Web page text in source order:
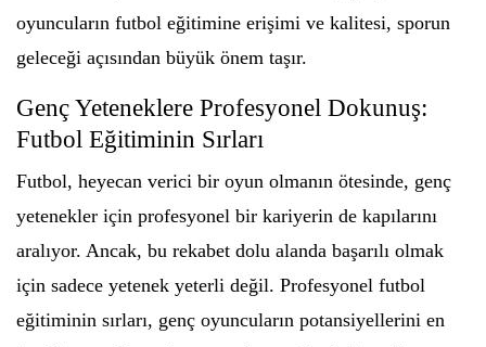
oyuncuların futbol eğitimine erişimi ve kalitesi, sporun
geleceği açısından büyük önem taşır.
Genç Yeteneklere Profesyonel Dokunuş:
Futbol Eğitiminin Sırları
Futbol, heyecan verici bir oyun olmanın ötesinde, genç
yetenekler için profesyonel bir kariyerin de kapılarını
aralıyor. Ancak, bu rekabet dolu alanda başarılı olmak
için sadece yetenek yeterli değil. Profesyonel futbol
eğitiminin sırları, genç oyuncuların potansiyellerini en